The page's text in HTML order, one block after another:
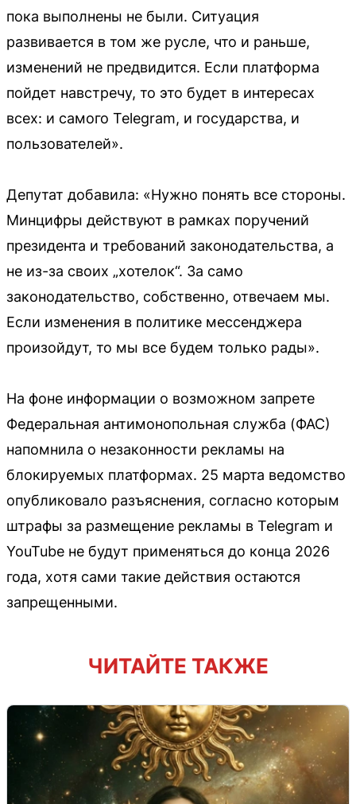
пока выполнены не были. Ситуация
развивается в том же русле, что и раньше,
изменений не предвидится. Если платформа
пойдет навстречу, то это будет в интересах
всех: и самого Telegram, и государства, и
пользователей».
Депутат добавила: «Нужно понять все стороны.
Минцифры действуют в рамках поручений
президента и требований законодательства, а
не из-за своих „хотелок“. За само
законодательство, собственно, отвечаем мы.
Если изменения в политике мессенджера
произойдут, то мы все будем только рады».
На фоне информации о возможном запрете
Федеральная антимонопольная служба (ФАС)
напомнила о незаконности рекламы на
блокируемых платформах. 25 марта ведомство
опубликовало разъяснения, согласно которым
штрафы за размещение рекламы в Telegram и
YouTube не будут применяться до конца 2026
года, хотя сами такие действия остаются
запрещенными.
ЧИТАЙТЕ ТАКЖЕ